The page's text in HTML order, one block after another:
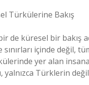
Türkülerine Bakış
de küresel bir bakış
içinde değil,
yer alan
yalnızca Türklerin